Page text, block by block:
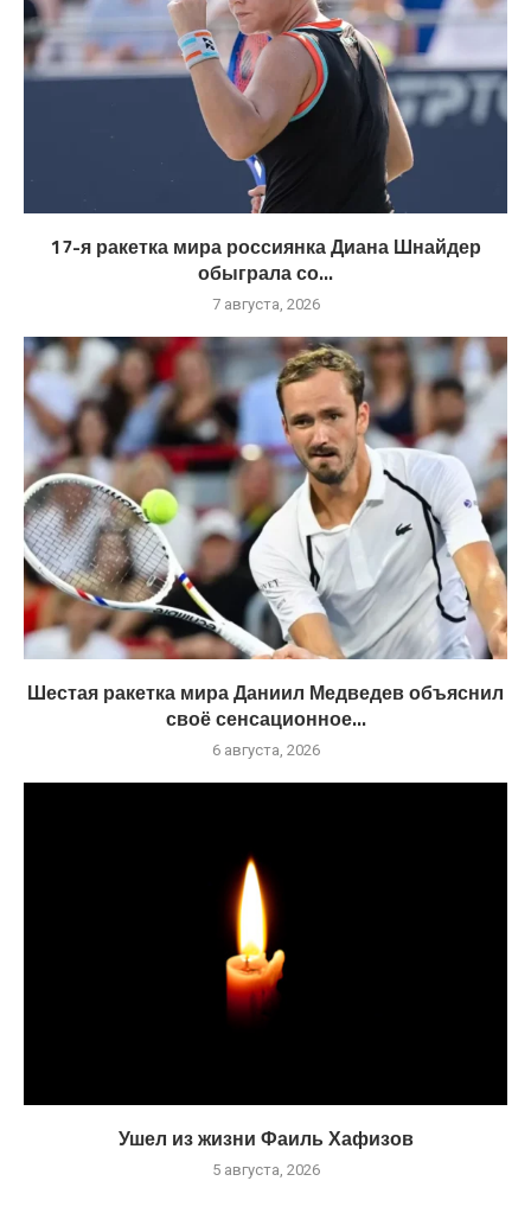
17-я ракетка мира россиянка Диана Шнайдер
обыграла со...
7 августа, 2026
Шестая ракетка мира Даниил Медведев объяснил
своё сенсационное...
6 августа, 2026
Ушел из жизни Фаиль Хафизов
5 августа, 2026